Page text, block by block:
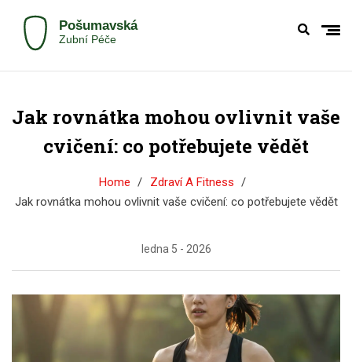
Jak rovnátka mohou ovlivnit vaše
cvičení: co potřebujete vědět
Home
Zdraví A Fitness
Jak rovnátka mohou ovlivnit vaše cvičení: co potřebujete vědět
ledna 5 - 2026